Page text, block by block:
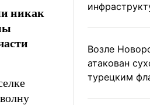
никак
Возле
атакован
турецким